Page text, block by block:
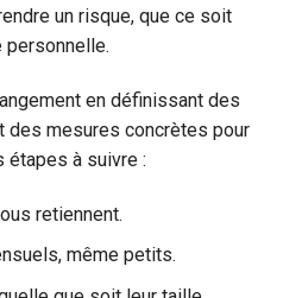
un risque, que ce soit
personnelle.
en définissant des
des mesures concrètes pour
étapes à suivre :
retiennent.
même petits.